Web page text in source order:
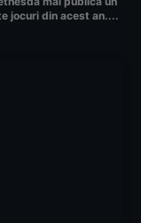
jocuri din acest an....